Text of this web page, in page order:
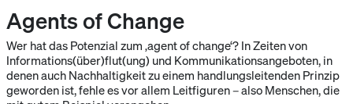
Agents of Change
Wer hat das Potenzial zum ‚agent of change‘? In Zeiten von
Informations(über)flut(ung) und Kommunikationsangeboten, in
denen auch Nachhaltigkeit zu einem handlungsleitenden Prinzip
geworden ist, fehle es vor allem Leitfiguren – also Menschen, die